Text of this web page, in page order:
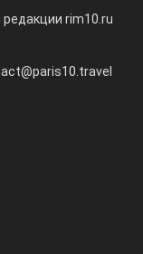
редакции rim10.ru